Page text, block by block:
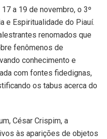
a 19 de novembro, o 3º
e Espiritualidade do Piauí.
renomados que
fenômenos de
conhecimento e
com fontes fidedignas,
os tabus acerca do
César Crispim, a
às aparições de objetos